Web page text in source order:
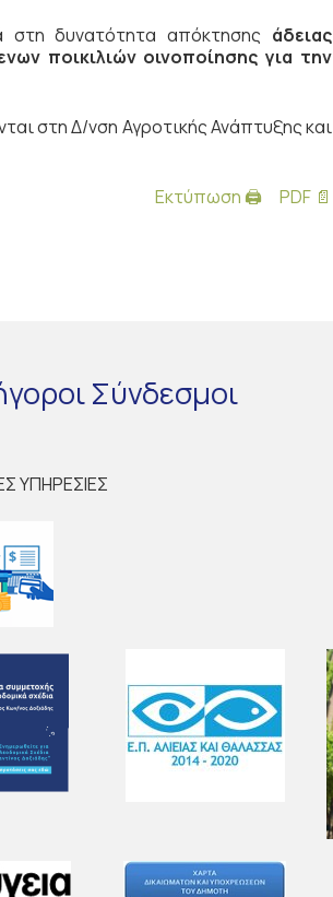
δυνατότητα απόκτησης άδειας
ποικιλιών οινοποίησης για την
στη Δ/νση Αγροτικής Ανάπτυξης και
Εκτύπωση 🖨
PDF 📄
Σύνδεσμοι
ΥΠΗΡΕΣΙΕΣ